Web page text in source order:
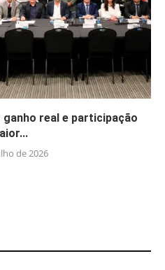
ganho real e participação
de 2026